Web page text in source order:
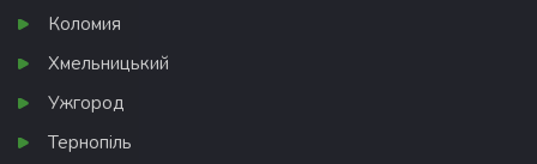
Коломия
Хмельницький
Ужгород
Тернопіль